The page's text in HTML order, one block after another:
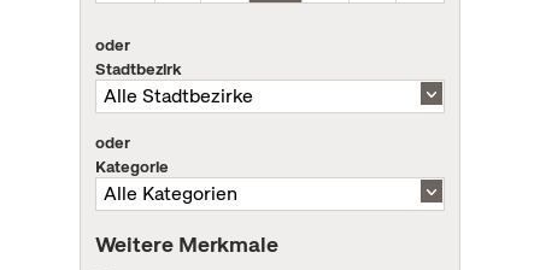
oder
Stadtbezirk
oder
Kategorie
Weitere Merkmale